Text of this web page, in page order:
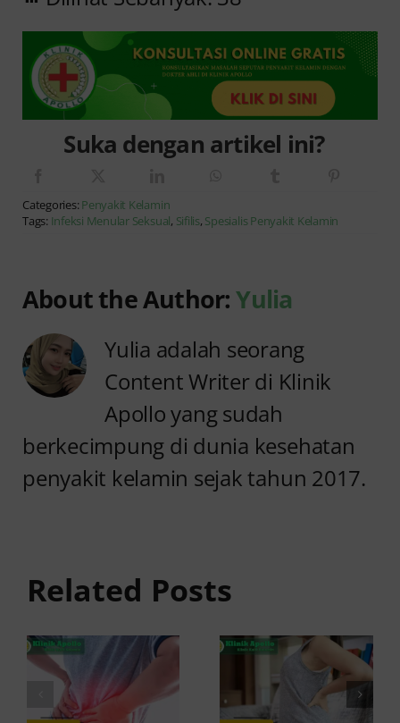
Suka dengan artikel ini?
Categories: Penyakit Kelamin
Tags: Infeksi Menular Seksual, Sifilis, Spesialis Penyakit Kelamin
About the Author:Yulia
Yulia adalah seorang
Content Writer di Klinik
Apollo yang sudah
berkecimpung di dunia kesehatan
penyakit kelamin sejak tahun 2017.
Related Posts
Penyebab
Sering
Kambuh
dan Cara
Atasinya
Anyang
Penyebab
dan
Solusinya